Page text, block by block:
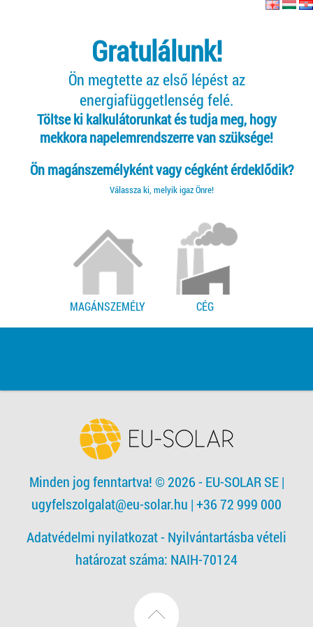
Gratulálunk!
Ön megtette az első lépést az
energiafüggetlenség felé.
Töltse ki kalkulátorunkat és tudja meg, hogy
mekkora napelemrendszerre van szüksége!
Ön magánszemélyként vagy cégként érdeklődik?
Válassza ki, melyik igaz Önre!
MAGÁNSZEMÉLY CÉG
Minden jog fenntartva! © 2026 - EU-SOLAR SE|
ugyfelszolgalat@eu-solar.hu | +36 72 999 000
Adatvédelmi nyilatkozat - Nyilvántartásba vételi
határozat száma: NAIH-70124